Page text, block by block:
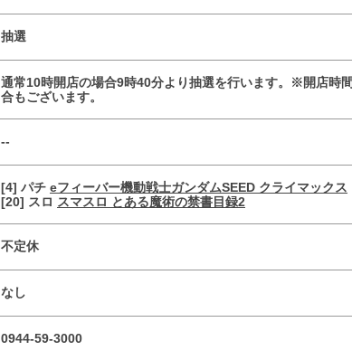
抽選
通常10時開店の場合9時40分より抽選を行います。※開店時
合もございます。
--
[4] パチ eフィーバー機動戦士ガンダムSEED クライマックス
[20] スロ スマスロ とある魔術の禁書目録2
不定休
なし
0944-59-3000